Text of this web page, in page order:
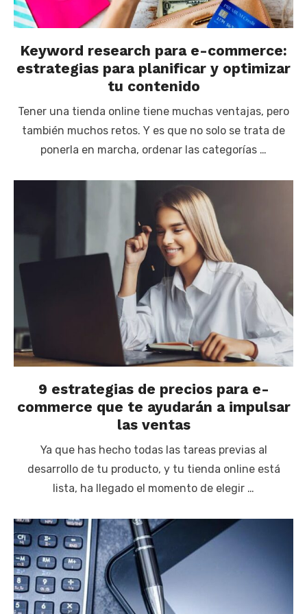
Keyword research para e-commerce:
estrategias para planificar y optimizar
tu contenido
Tener una tienda online tiene muchas ventajas, pero
también muchos retos. Y es que no solo se trata de
ponerla en marcha, ordenar las categorías …
9 estrategias de precios para e-
commerce que te ayudarán a impulsar
las ventas
Ya que has hecho todas las tareas previas al
desarrollo de tu producto, y tu tienda online está
lista, ha llegado el momento de elegir …